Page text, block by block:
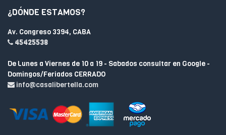
¿DÓNDE ESTAMOS?
Av. Congreso 3394, CABA
45425538
De Lunes a Viernes de 10 a 19 - Sabados consultar en Google -
Domingos/Feriados CERRADO
info@casalibertella.com